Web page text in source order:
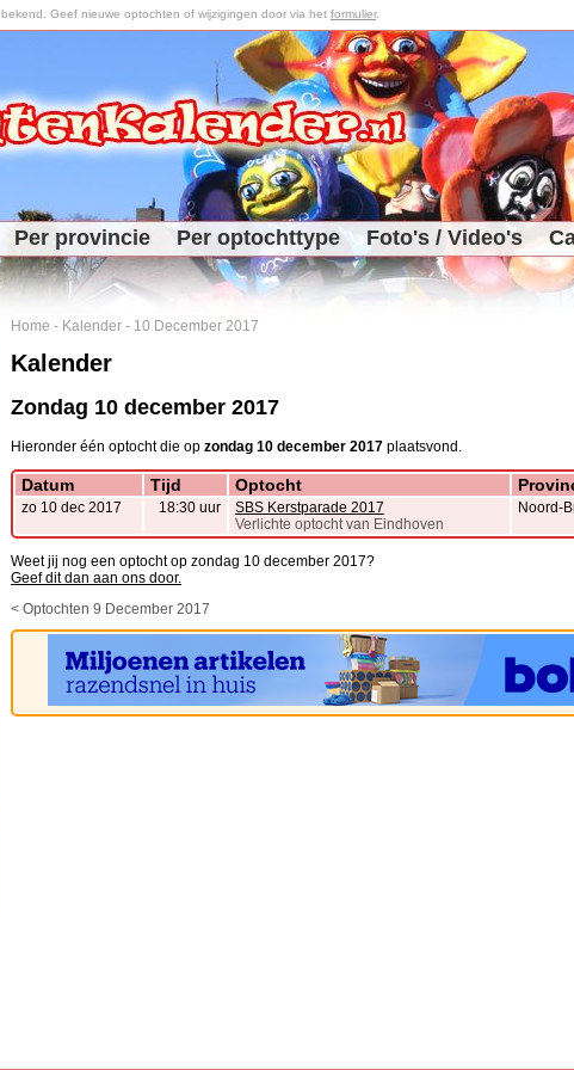
bekend. Geef nieuwe optochten of wijzigingen door via het formulier.
Per provincie Per optochttype Foto's / Video's
Home - Kalender - 10 December 2017
Kalender
Zondag 10 december 2017
Hieronder één optocht die op zondag 10 december 2017 plaatsvond.
Datum Tijd Optocht
zo 10 dec 2017 18:30 uur
SBS Kerstparade 2017
Verlichte optocht van Eindhoven
Noord-
Weet jij nog een optocht op zondag 10 december 2017?
Geef dit dan aan ons door.
< Optochten 9 December 2017